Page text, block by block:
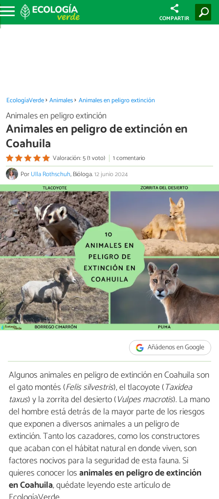
COMPARTIR
EcologíaVerde Animales Animales en peligro extinción
Animales en peligro extinción
Animales en peligro de extinción en
Coahuila
Valoración: 5 (1 voto)
1 comentario
PorUlla Rothschuh, Bióloga.12 junio 2024
Añádenos en Google
Algunos animales en peligro de extinción en Coahuila son
el gato montés (Felis silvestris), el tlacoyote (Taxidea
taxus) y la zorrita del desierto (Vulpes macrotis). La mano
del hombre está detrás de la mayor parte de los riesgos
que exponen a diversos animales a un peligro de
extinción. Tanto los cazadores, como los constructores
que acaban con el hábitat natural en donde viven, son
factores nocivos para la seguridad de esta fauna. Si
quieres conocer losanimales en peligro de extinción
en Coahuila, quédate leyendo este artículo de